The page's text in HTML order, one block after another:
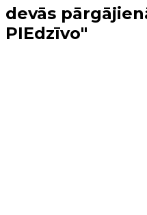
devās
PIEdzīvo"